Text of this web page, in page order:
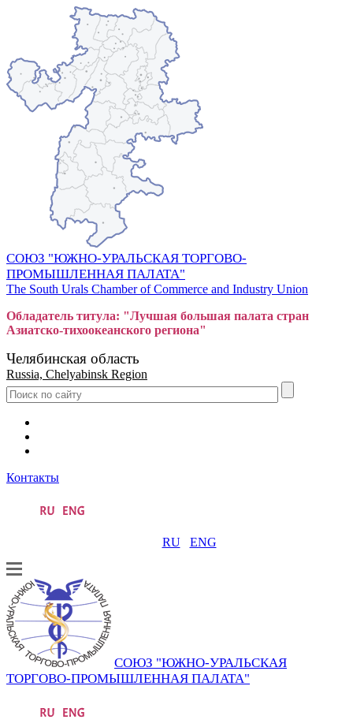
СОЮЗ "ЮЖНО-УРАЛЬСКАЯ ТОРГОВО-
ПРОМЫШЛЕННАЯ ПАЛАТА"
The South Urals Chamber of Commerce and Industry Union
Обладатель титула: "Лучшая большая палата стран
Азиатско-тихоокеанского региона"
Челябинская область
Russia, Chelyabinsk Region
Контакты
RU ENG
СОЮЗ "ЮЖНО-УРАЛЬСКАЯ
ТОРГОВО-ПРОМЫШЛЕННАЯ ПАЛАТА"